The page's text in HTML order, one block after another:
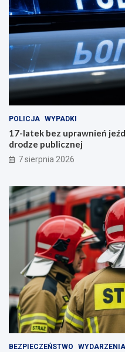
POLICJA WYPADKI
17-latek bez uprawnień
drodze publicznej
7 sierpnia 2026
BEZPIECZEŃSTWO WYDARZENIA